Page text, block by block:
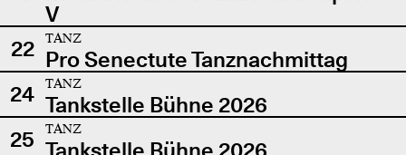
V
22
TANZ
Pro Senectute Tanznachmittag
24
TANZ
Tankstelle Bühne 2026
25
TANZ